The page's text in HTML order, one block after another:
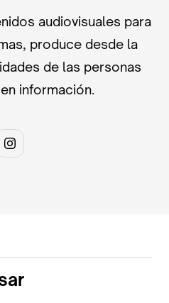
audiovisuales para
produce desde la
de las personas
información.